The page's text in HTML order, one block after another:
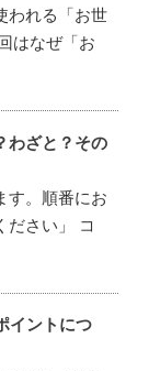
われる「お世
はなぜ「お
わざと？その
す。順番にお
ださい」 コ
イントにつ